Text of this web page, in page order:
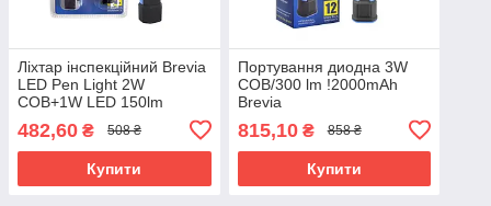
Ліхтар інспекційний Brevia
LED Pen Light 2W
COB+1W LED 150lm
900mAh microUSB 11220
482,60 ₴ 508 ₴
Купити
Портування диодна 3W
COB/300 lm !2000mAh
Brevia
815,10₴ 858 ₴
Купити